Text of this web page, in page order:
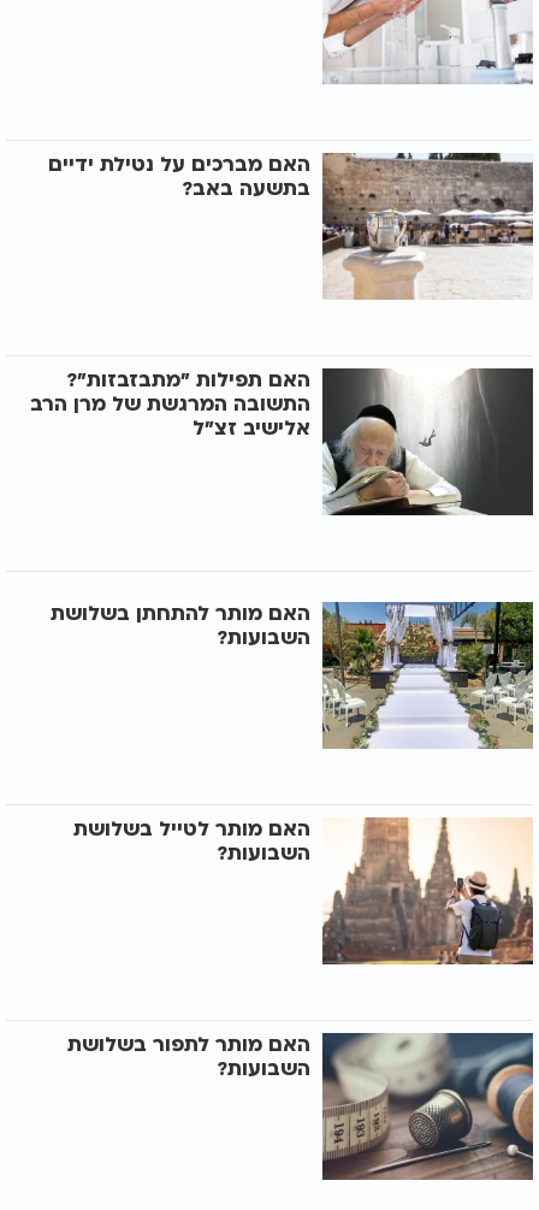
האם מברכים על נטילת ידיים
בתשעה באב?
האם תפילות "מתבזבזות"?
התשובה המרגשת של מרן הרב
אלישיב זצ"ל
האם מותר להתחתן בשלושת
השבועות?
האם מותר לטייל בשלושת
השבועות?
האם מותר לתפור בשלושת
השבועות?